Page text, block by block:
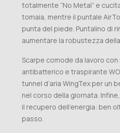
totalmente “No Metal” e
tomaia, mentre il puntale
punta del piede. Puntalino di
aumentare la robustezza
Scarpe comode da lavoro
antibatterico e traspirante
tunnel d’aria WingTex per un
nel corso della giornata.
il recupero dell’energia: ben
passo.